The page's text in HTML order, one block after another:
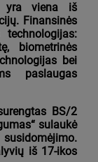
yra viena iš
Finansinės
biometrinės
bei
paslaugas
BS/2
sulaukė
iš 17-ikos